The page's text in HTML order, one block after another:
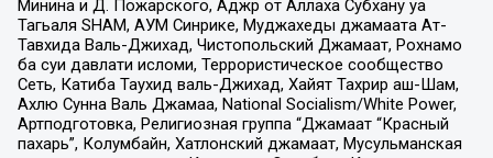
Минина и Д. Пожарского, Аджр от Аллаха Субхану уа
Тагьаля SHAM, АУМ Синрике, Муджахеды джамаата Ат-
Тавхида Валь-Джихад, Чистопольский Джамаат, Рохнамо
ба суи давлати исломи, Террористическое сообщество
Сеть, Катиба Таухид валь-Джихад, Хайят Тахрир аш-Шам,
Ахлю Сунна Валь Джамаа, National Socialism/White Power,
Артподготовка, Религиозная группа “Джамаат “Красный
пахарь”, Колумбайн, Хатлонский джамаат, Мусульманская